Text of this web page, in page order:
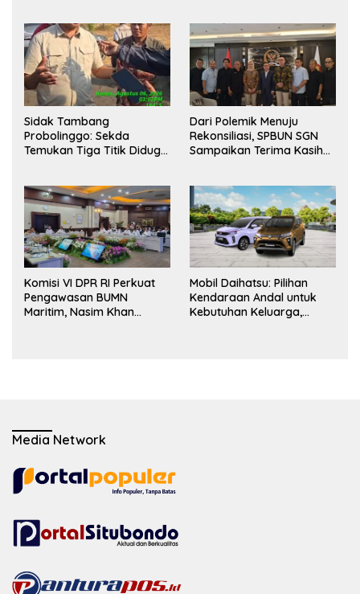
Kesiapsiagaan Personel
Sidak Tambang
Probolinggo: Sekda
Temukan Tiga Titik Diduga
Dari Polemik Menuju
Rekonsiliasi, SPBUN SGN
Sampaikan Terima Kasih
Perselisihan
Komisi VI DPR RI Perkuat
Pengawasan BUMN
Maritim, Nasim Khan
Mobil Daihatsu: Pilihan
Kendaraan Andal untuk
Kebutuhan Keluarga,
Media Network